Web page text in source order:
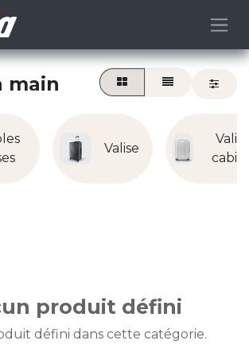
main
Valise
produit défini
défini dans cette catégorie.